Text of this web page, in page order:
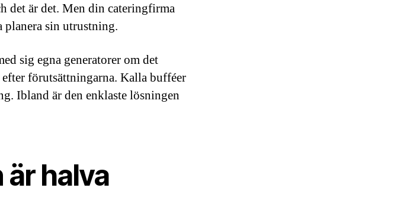
det är det. Men din cateringfirma
planera sin utrustning.
sig egna generatorer om det
förutsättningarna. Kalla bufféer
Ibland är den enklaste lösningen
halva